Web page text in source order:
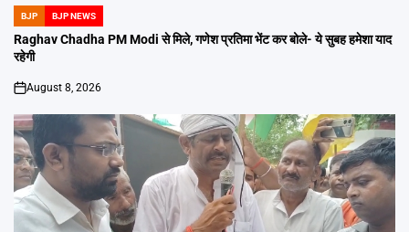
POSTED
IN
BJP BJP NEWS
Raghav Chadha PM Modi से मिले, गणेश प्रतिमा भेंट कर बोले- ये सुबह हमेशा याद
रहेगी
on
August 8, 2026